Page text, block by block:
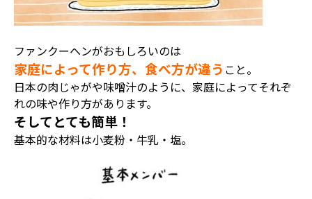
ファンクーヘンがおもしろいのは
家庭によって作り方、食べ方が違う こと。
日本の肉じゃがや味噌汁のように、家庭によってそれぞ
れの味や作り方があります。
そしてとても簡単！
基本的な材料は小麦粉・牛乳・塩。